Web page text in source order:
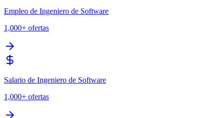
Empleo de Ingeniero de Software
1,000+ ofertas
Salario de Ingeniero de Software
1,000+ ofertas